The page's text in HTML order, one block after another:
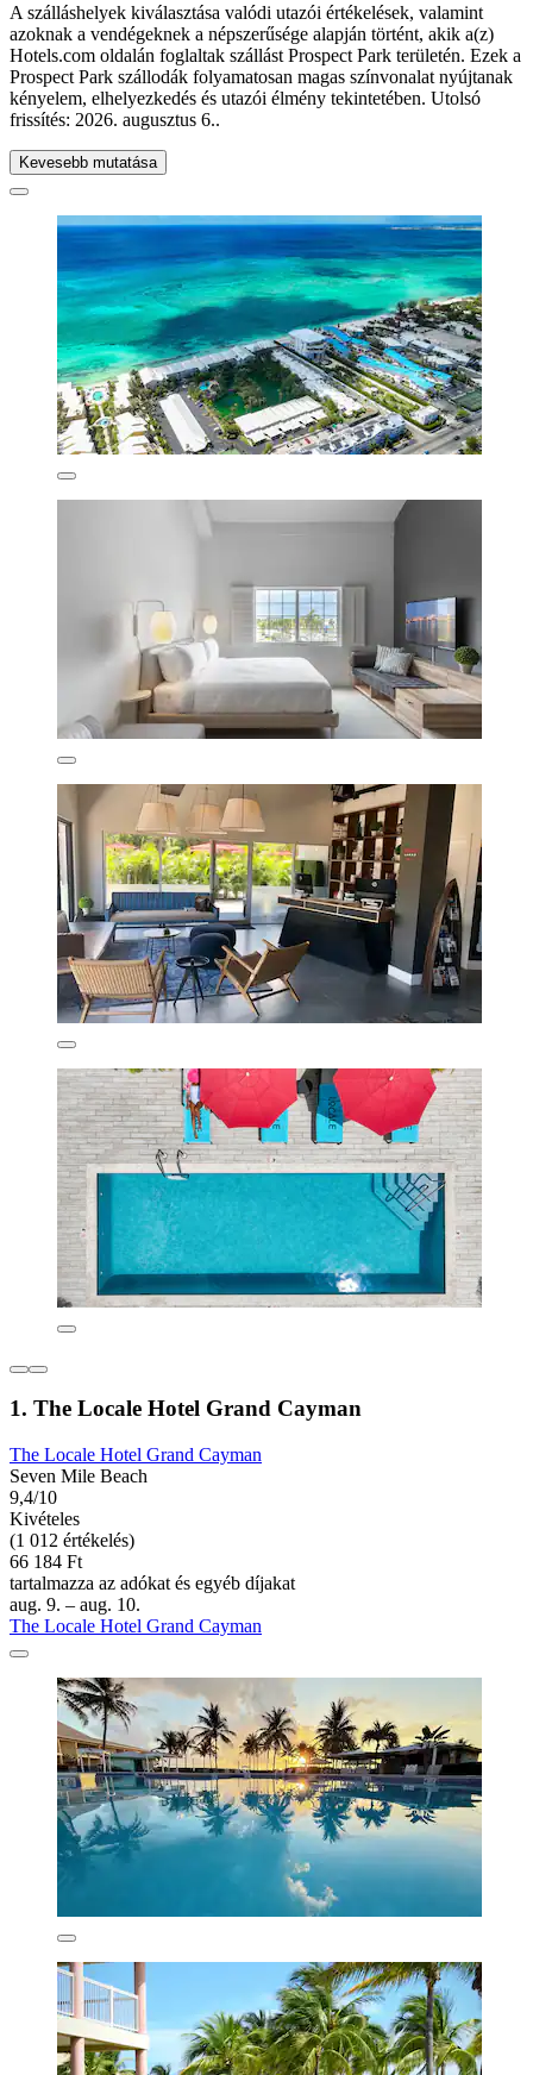
A szálláshelyek kiválasztása valódi utazói értékelések, valamint
azoknak a vendégeknek a népszerűsége alapján történt, akik a(z)
Hotels.com oldalán foglaltak szállást Prospect Park területén. Ezek a
Prospect Park szállodák folyamatosan magas színvonalat nyújtanak
kényelem, elhelyezkedés és utazói élmény tekintetében. Utolsó
frissítés: 2026. augusztus 6..
Kevesebb mutatása
1. The Locale Hotel Grand Cayman
The Locale Hotel Grand Cayman
Seven Mile Beach
9,4/10
Kivételes
(1 012 értékelés)
66 184 Ft
tartalmazza az adókat és egyéb díjakat
aug. 9. – aug. 10.
The Locale Hotel Grand Cayman